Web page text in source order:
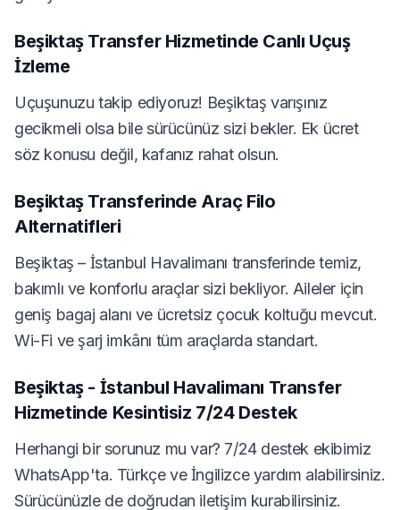
Beşiktaş Transfer Hizmetinde Canlı Uçuş
İzleme
Uçuşunuzu takip ediyoruz! Beşiktaş varışınız
gecikmeli olsa bile sürücünüz sizi bekler. Ek ücret
söz konusu değil, kafanız rahat olsun.
Beşiktaş Transferinde Araç Filo
Alternatifleri
Beşiktaş – İstanbul Havalimanı transferinde temiz,
bakımlı ve konforlu araçlar sizi bekliyor. Aileler için
geniş bagaj alanı ve ücretsiz çocuk koltuğu mevcut.
Wi-Fi ve şarj imkânı tüm araçlarda standart.
Beşiktaş - İstanbul Havalimanı Transfer
Hizmetinde Kesintisiz 7/24 Destek
Herhangi bir sorunuz mu var? 7/24 destek ekibimiz
WhatsApp'ta. Türkçe ve İngilizce yardım alabilirsiniz.
Sürücünüzle de doğrudan iletişim kurabilirsiniz.